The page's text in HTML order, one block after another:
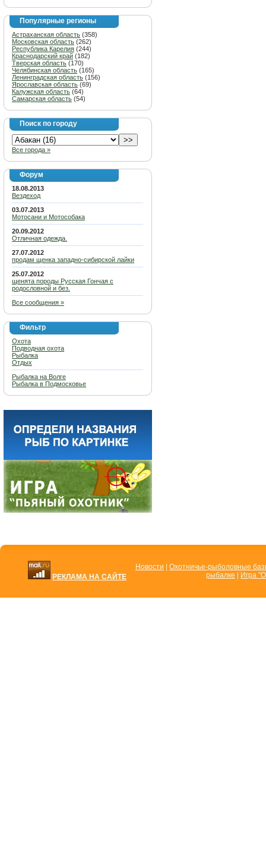
Популярные регионы
Астраханская область (358)
Московская область (262)
Республика Карелия (244)
Краснодарский край (182)
Тверская область (170)
Челябинская область (165)
Ленинградская область (156)
Ярославская область (69)
Калужская область (64)
Самарская область (54)
Поиск по городу
Все города »
Форум
18.08.2013
Вездеход
03.07.2013
Мотосани и Мотособака
20.09.2012
Отличная одежда.
27.07.2012
продам щенка западно-сибирской лайки
25.07.2012
щенята породы Русская Гончая с
родословной и без.
Все сообщения »
Фильтр
Охота
Подводная охота
Рыбалка
Отдых
Рыбалка на Волге
Рыбалка в Подмосковье
РЕКЛАМА НА САЙТЕ
Новости
Охотничье-рыболовные
рыбалке
Игра